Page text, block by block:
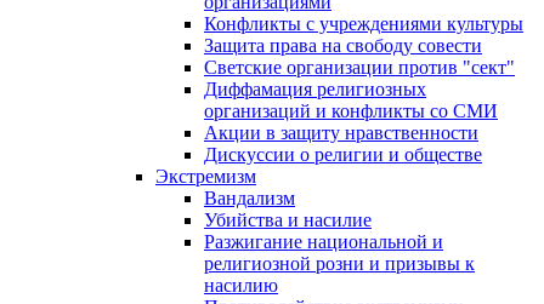
Конфликты с учреждениями культуры
Защита права на свободу совести
Светские организации против "сект"
Диффамация религиозных
организаций и конфликты со СМИ
Акции в защиту нравственности
Дискуссии о религии и обществе
Экстремизм
Вандализм
Убийства и насилие
Разжигание национальной и
религиозной розни и призывы к
насилию